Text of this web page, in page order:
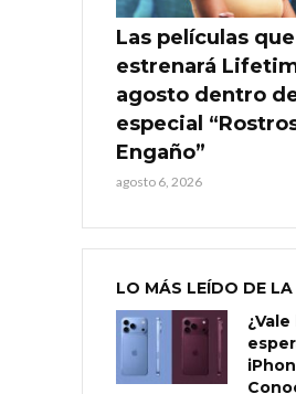
Las películas que
estrenará
agosto dentro
especial
Engaño”
agosto 6, 2026
LO MÁS LEÍDO DE